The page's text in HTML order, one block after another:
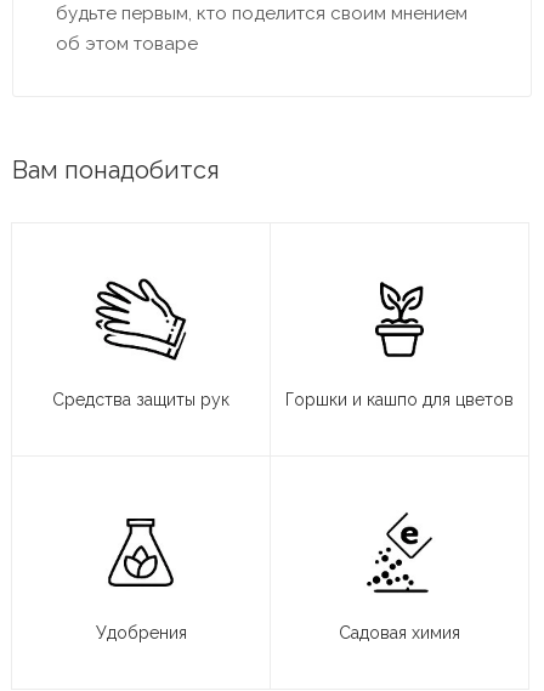
будьте первым, кто поделится своим мнением
об этом товаре
Вам понадобится
Средства защиты рук Горшки и кашпо для цветов
Удобрения Садовая химия